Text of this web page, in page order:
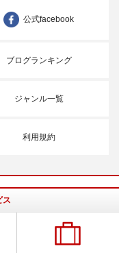
公式facebook
ブログランキング
ジャンル一覧
利用規約
ス